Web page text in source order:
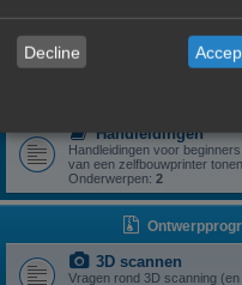
onderdeel? Dan is dit z'n plek.
Onderwerpen:
Handleidingen
Handleidingen voor
van een zelfbouwprinter
Onderwerpen: 2
3D scannen
Vragen rond 3D scanning
Decline